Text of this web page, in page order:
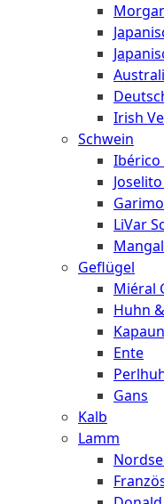
Irish
Schwein
Ibérico
LiVar
Geflügel
Miéral
Huhn
Kapaun
Ente
Gans
Kalb
Lamm